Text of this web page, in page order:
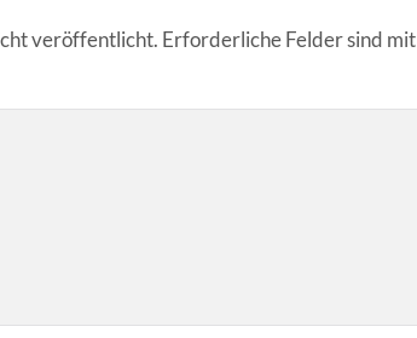
veröffentlicht. Erforderliche Felder sind mit